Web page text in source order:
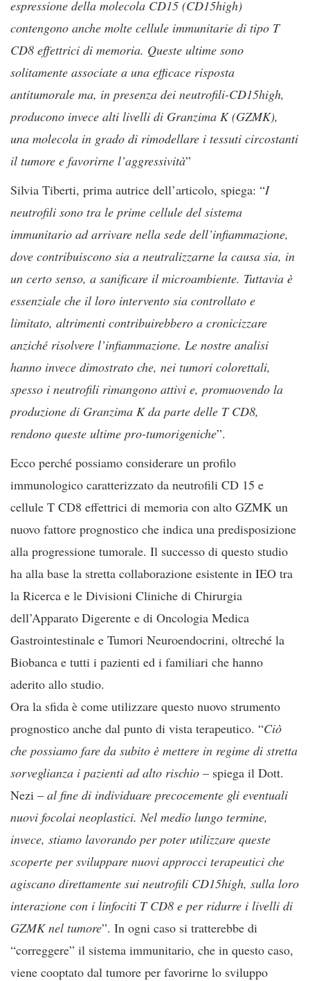
espressione della molecola CD15 (CD15high)
contengono anche molte cellule immunitarie di tipo T
CD8 effettrici di memoria. Queste ultime sono
solitamente associate a una efficace risposta
antitumorale ma, in presenza dei neutrofili-CD15high,
producono invece alti livelli di Granzima K (GZMK),
una molecola in grado di rimodellare i tessuti circostanti
il tumore e favorirne l’aggressività”
Silvia Tiberti, prima autrice dell’articolo, spiega: “I
neutrofili sono tra le prime cellule del sistema
immunitario ad arrivare nella sede dell’infiammazione,
dove contribuiscono sia a neutralizzarne la causa sia, in
un certo senso, a sanificare il microambiente. Tuttavia è
essenziale che il loro intervento sia controllato e
limitato, altrimenti contribuirebbero a cronicizzare
anziché risolvere l’infiammazione. Le nostre analisi
hanno invece dimostrato che, nei tumori colorettali,
spesso i neutrofili rimangono attivi e, promuovendo la
produzione di Granzima K da parte delle T CD8,
rendono queste ultime pro-tumorigeniche”.
Ecco perché possiamo considerare un profilo
immunologico caratterizzato da neutrofili CD 15 e
cellule T CD8 effettrici di memoria con alto GZMK un
nuovo fattore prognostico che indica una predisposizione
alla progressione tumorale. Il successo di questo studio
ha alla base la stretta collaborazione esistente in IEO tra
la Ricerca e le Divisioni Cliniche di Chirurgia
dell’Apparato Digerente e di Oncologia Medica
Gastrointestinale e Tumori Neuroendocrini, oltreché la
Biobanca e tutti i pazienti ed i familiari che hanno
aderito allo studio.
Ora la sfida è come utilizzare questo nuovo strumento
prognostico anche dal punto di vista terapeutico. “Ciò
che possiamo fare da subito è mettere in regime di stretta
sorveglianza i pazienti ad alto rischio – spiega il Dott.
Nezi – al fine di individuare precocemente gli eventuali
nuovi focolai neoplastici. Nel medio lungo termine,
invece, stiamo lavorando per poter utilizzare queste
scoperte per sviluppare nuovi approcci terapeutici che
agiscano direttamente sui neutrofili CD15high, sulla loro
interazione con i linfociti T CD8 e per ridurre i livelli di
GZMK nel tumore”. In ogni caso si tratterebbe di
“correggere” il sistema immunitario, che in questo caso,
viene cooptato dal tumore per favorirne lo sviluppo